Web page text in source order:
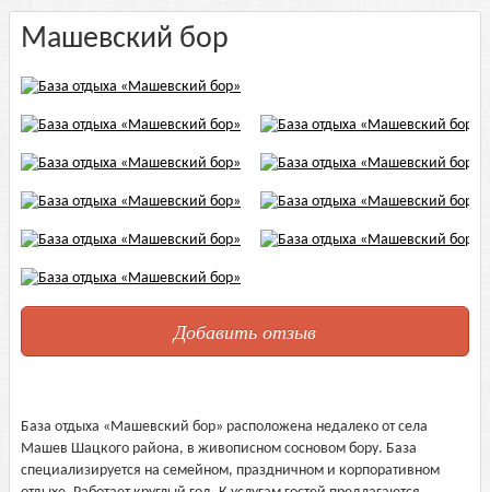
Машевский бор
Добавить отзыв
База отдыха «Машевский бор» расположена недалеко от села
Машев Шацкого района, в живописном сосновом бору. База
специализируется на семейном, праздничном и корпоративном